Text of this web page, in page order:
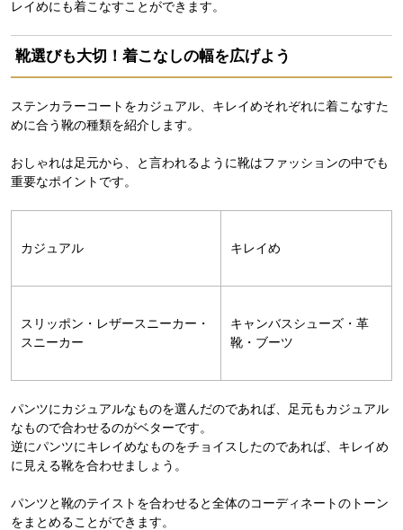
レイめにも着こなすことができます。
靴選びも大切！着こなしの幅を広げよう
ステンカラーコートをカジュアル、キレイめそれぞれに着こなすた
めに合う靴の種類を紹介します。
おしゃれは足元から、と言われるように靴はファッションの中でも
重要なポイントです。
カジュアル キレイめ
スリッポン・レザースニーカー・
スニーカー
キャンバスシューズ・革
靴・ブーツ
パンツにカジュアルなものを選んだのであれば、足元もカジュアル
なもので合わせるのがベターです。
逆にパンツにキレイめなものをチョイスしたのであれば、キレイめ
に見える靴を合わせましょう。
パンツと靴のテイストを合わせると全体のコーディネートのトーン
をまとめることができます。